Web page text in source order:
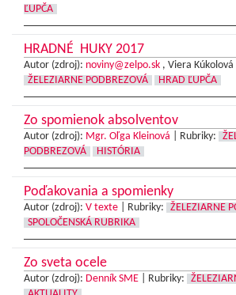
ĽUPČA
HRADNÉ HUKY 2017
Autor (zdroj): noviny@zelpo.sk , Viera Kúkolová
ŽELEZIARNE PODBREZOVÁ
HRAD ĽUPČA
Zo spomienok absolventov
Autor (zdroj): Mgr. Oľga Kleinová Rubriky:
PODBREZOVÁ
HISTÓRIA
Poďakovania a spomienky
Autor (zdroj): V texte Rubriky:
ŽELEZIARNE
SPOLOČENSKÁ RUBRIKA
Zo sveta ocele
Autor (zdroj): Denník SME Rubriky: